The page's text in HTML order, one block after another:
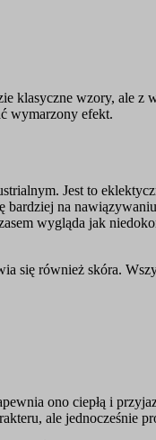
klasyczne wzory, ale
wymarzony efekt.
Jest to
na
wygląda jak
się również skóra.
ono ciepłą i
ale jednocześnie